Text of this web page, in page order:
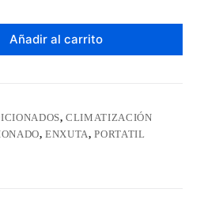
Añadir al carrito
,CLIMATIZACIÓN
,ENXUTA,PORTATIL